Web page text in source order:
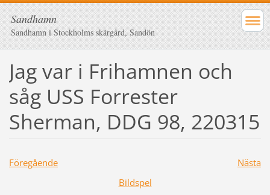
Sandhamn
Sandhamn i Stockholms skärgård, Sandön
Jag var i Frihamnen och
såg USS Forrester
Sherman, DDG 98, 220315
Föregående
Nästa
Bildspel